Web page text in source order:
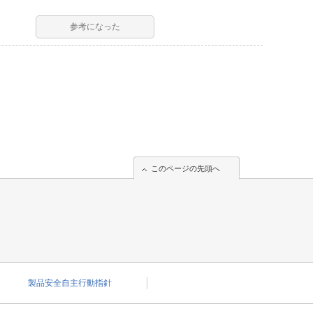
参考になった
このページの先頭へ
このページの先頭へ
製品安全自主行動指針